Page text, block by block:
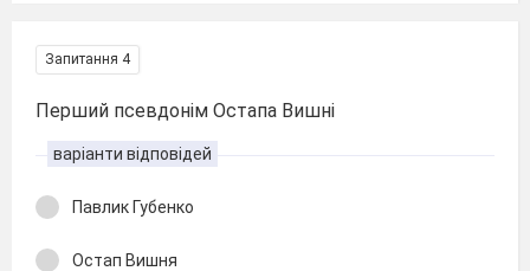
Запитання 4
Перший псевдонім Остапа Вишні
варіанти відповідей
Павлик Губенко
Остап Вишня